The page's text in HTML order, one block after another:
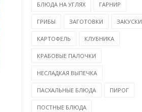
ОВОЩАМИ
БЛЮДА НА УГЛЯХ ГАРНИР
ГРИБЫ ЗАГОТОВКИ ЗАКУСКИ
КАРТОФЕЛЬ КЛУБНИКА
КРАБОВЫЕ ПАЛОЧКИ
НЕСЛАДКАЯ ВЫПЕЧКА
ПАСХАЛЬНЫЕ БЛЮДА ПИРОГ
ПОСТНЫЕ БЛЮДА